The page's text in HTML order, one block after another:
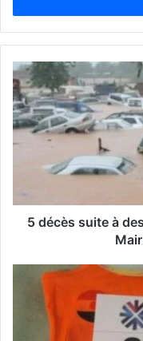
e
z
o
t
r
e
a
5 décès suite à